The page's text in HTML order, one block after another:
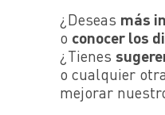
¿Deseas más
o conocer los
¿Tienes
o cualquier
mejorar